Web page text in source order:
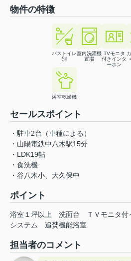
物件の特徴
バストイレ
別
室内洗濯機
置場
TVモニタ
付きインタ
ーホン
浴室乾燥機
セールスポイント
・駐車2台（車種による）
・山陽電鉄中八木駅15分
・LDK19帖
・食洗機
・谷八木小、大久保中
ポイント
浴室１坪以上 洗面台 ＴＶモニタ
システム
追焚機能浴室
担当者のコメント